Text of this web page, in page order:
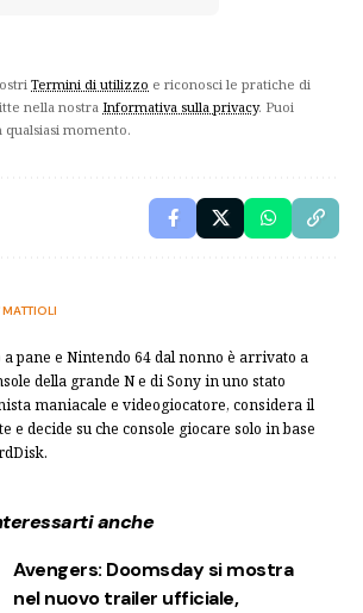
Termini di utilizzo e riconosci le pratiche di
nella nostra Informativa sulla privacy. Puoi
momento.
a pane e Nintendo 64 dal nonno è arrivato a
della grande N e di Sony in uno stato
maniacale e videogiocatore, considera il
e decide su che console giocare solo in base
anche
Avengers: Doomsday si mostra
nel nuovo trailer ufficiale,